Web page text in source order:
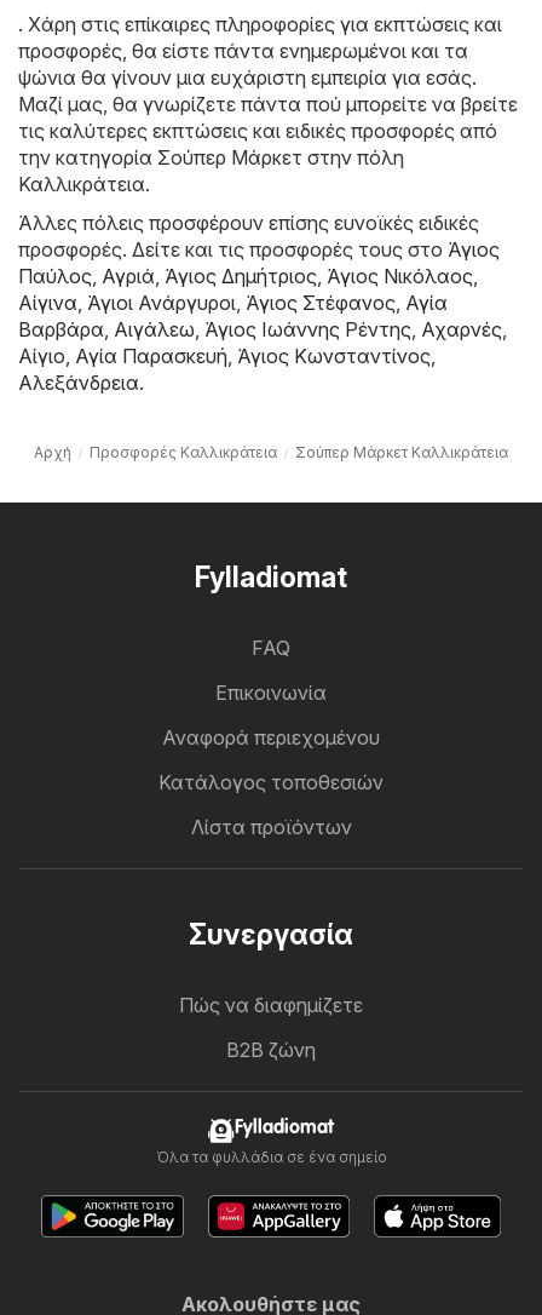
. Χάρη στις επίκαιρες πληροφορίες για εκπτώσεις και
προσφορές, θα είστε πάντα ενημερωμένοι και τα
ψώνια θα γίνουν μια ευχάριστη εμπειρία για εσάς.
Μαζί μας, θα γνωρίζετε πάντα πού μπορείτε να βρείτε
τις καλύτερες εκπτώσεις και ειδικές προσφορές από
την κατηγορία Σούπερ Μάρκετ στην πόλη
Καλλικράτεια.
Άλλες πόλεις προσφέρουν επίσης ευνοϊκές ειδικές
προσφορές. Δείτε και τις προσφορές τους στο Άγιος
Παύλος, Αγριά, Άγιος Δημήτριος, Άγιος Νικόλαος,
Αίγινα, Άγιοι Ανάργυροι, Άγιος Στέφανος, Αγία
Βαρβάρα, Αιγάλεω, Άγιος Ιωάννης Ρέντης, Αχαρνές,
Αίγιο, Αγία Παρασκευή, Άγιος Κωνσταντίνος,
Αλεξάνδρεια.
Αρχή Προσφορές Καλλικράτεια Σούπερ Μάρκετ Καλλικράτεια
Fylladiomat
FAQ
Επικοινωνία
Αναφορά περιεχομένου
Κατάλογος τοποθεσιών
Λίστα προϊόντων
Συνεργασία
Πώς να διαφημίζετε
B2B ζώνη
Fylladiomat
Όλα τα φυλλάδια σε ένα σημείο
Ακολουθήστε μας